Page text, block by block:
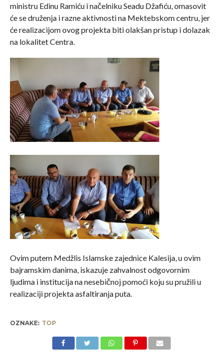
ministru Edinu Ramiću i načelniku Seadu Džafiću, omasovit
će se druženja i razne aktivnosti na Mektebskom centru, jer
će realizacijom ovog projekta biti olakšan pristup i dolazak
na lokalitet Centra.
Ovim putem Medžlis Islamske zajednice Kalesija, u ovim
bajramskim danima, iskazuje zahvalnost odgovornim
ljudima i institucija na nesebičnoj pomoći koju su pružili u
realizaciji projekta asfaltiranja puta.
OZNAKE: TOP